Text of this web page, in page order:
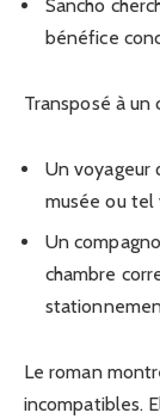
Sancho
bénéfice
Transposé à
Un voyageur
musée ou tel
Un
chambre
Le roman
incompatibles.